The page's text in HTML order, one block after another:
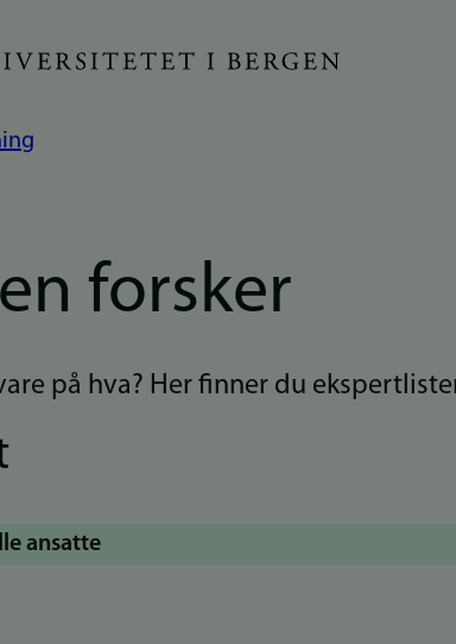
forsker
på hva? Her finner du
ansatte